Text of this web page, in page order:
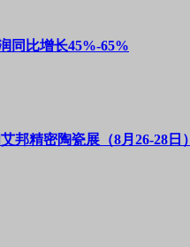
同比增长45%-65%
邦精密陶瓷展（8月26-28日）